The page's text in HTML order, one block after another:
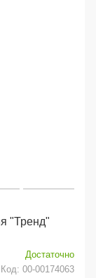
"Тренд"
Достаточно
Код: 00-00174063